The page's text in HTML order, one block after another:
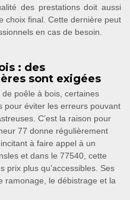
des prestations doit aussi
choix final. Cette dernière peut
en cas de besoin.
: des
sont exigées
poêle à bois, certaines
pour éviter les erreurs pouvant
C’est la raison pour
77 donne régulièrement
à faire appel à un
et dans le 77540, cette
prix plus qu’accessibles. Ses
ramonage, le débistrage et la